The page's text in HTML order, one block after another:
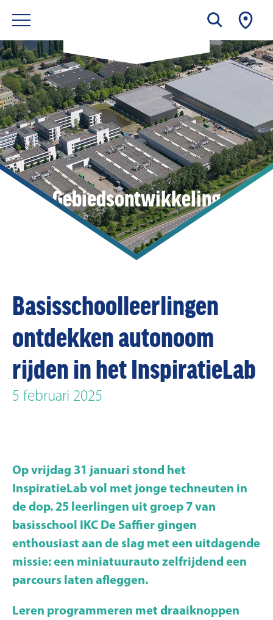
Gebiedsontwikkeling
Basisschoolleerlingen
ontdekken autonoom
rijden in het InspiratieLab
5 februari 2025
Op vrijdag 31 januari stond het
InspiratieLab vol met jonge techneuten in
de dop. 25 leerlingen uit groep 7 van
basisschool IKC De Saffier gingen
enthousiast aan de slag met een uitdagende
missie: een miniatuurauto zelfrijdend een
parcours laten afleggen.
Leren programmeren met draaiknoppen